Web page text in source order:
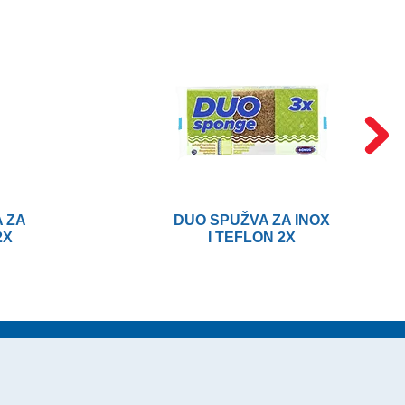
ZA
DUO SPUŽVA ZA INOX
I TEFLON 2X